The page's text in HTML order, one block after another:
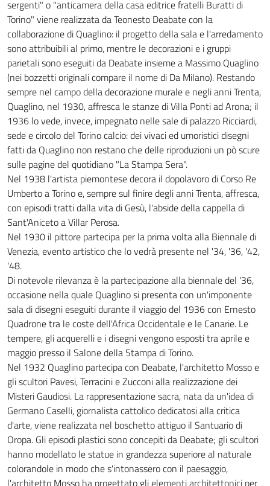
sergenti" o "anticamera della casa editrice fratelli Buratti di
Torino" viene realizzata da Teonesto Deabate con la
collaborazione di Quaglino: il progetto della sala e l'arredamento
sono attribuibili al primo, mentre le decorazioni e i gruppi
parietali sono eseguiti da Deabate insieme a Massimo Quaglino
(nei bozzetti originali compare il nome di Da Milano). Restando
sempre nel campo della decorazione murale e negli anni Trenta,
Quaglino, nel 1930, affresca le stanze di Villa Ponti ad Arona; il
1936 lo vede, invece, impegnato nelle sale di palazzo Ricciardi,
sede e circolo del Torino calcio: dei vivaci ed umoristici disegni
fatti da Quaglino non restano che delle riproduzioni un pò scure
sulle pagine del quotidiano "La Stampa Sera".
Nel 1938 l'artista piemontese decora il dopolavoro di Corso Re
Umberto a Torino e, sempre sul finire degli anni Trenta, affresca,
con episodi tratti dalla vita di Gesù, l'abside della cappella di
Sant'Aniceto a Villar Perosa.
Nel 1930 il pittore partecipa per la prima volta alla Biennale di
Venezia, evento artistico che lo vedrà presente nel '34, '36, '42,
'48.
Di notevole rilevanza è la partecipazione alla biennale del '36,
occasione nella quale Quaglino si presenta con un'imponente
sala di disegni eseguiti durante il viaggio del 1936 con Ernesto
Quadrone tra le coste dell'Africa Occidentale e le Canarie. Le
tempere, gli acquerelli e i disegni vengono esposti tra aprile e
maggio presso il Salone della Stampa di Torino.
Nel 1932 Quaglino partecipa con Deabate, l'architetto Mosso e
gli scultori Pavesi, Terracini e Zucconi alla realizzazione dei
Misteri Gaudiosi. La rappresentazione sacra, nata da un'idea di
Germano Caselli, giornalista cattolico dedicatosi alla critica
d'arte, viene realizzata nel boschetto attiguo il Santuario di
Oropa. Gli episodi plastici sono concepiti da Deabate; gli scultori
hanno modellato le statue in grandezza superiore al naturale
colorandole in modo che s'intonassero con il paesaggio,
l'architetto Mosso ha progettato gli elementi architettonici per